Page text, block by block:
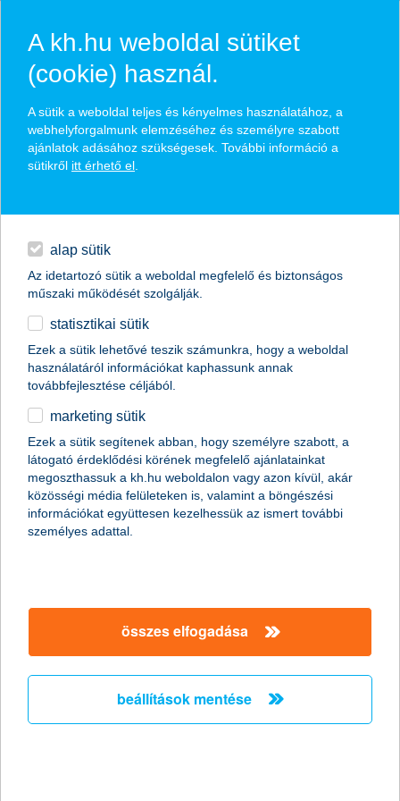
English
hírek és hivatalos
közzétételek
A legjobb kereskedelemfinanszírozási
bank címet kapta a K&H Bank
Magyarországon
A Global Finance magazin ismét a K&H Banknak ítélte a legjobb
kereskedelemfinanszírozási bank címet Magyarországon (Best
Trade Finance Provider in Hungary 2011).
A kh.hu weboldal sütiket
(cookie) használ.
A sütik a weboldal teljes és kényelmes használatához, a
webhelyforgalmunk elemzéséhez és személyre szabott
ajánlatok adásához szükségesek. További információ a
sütikről itt érhető el
alap sütik
Az idetartozó sütik a weboldal megfelelő és biztonságos
műszaki működését szolgálják.
statisztikai sütik
Ezek a sütik lehetővé teszik számunkra, hogy a weboldal
használatáról információkat kaphassunk annak
továbbfejlesztése céljából.
marketing sütik
Ezek a sütik segítenek abban, hogy személyre szabott, a
látogató érdeklődési körének megfelelő ajánlatainkat
megoszthassuk a kh.hu weboldalon vagy azon kívül, akár
közösségi média felületeken is, valamint a böngészési
információkat együttesen kezelhessük az ismert további
személyes adattal.
összes elfogadása
beállítások mentése